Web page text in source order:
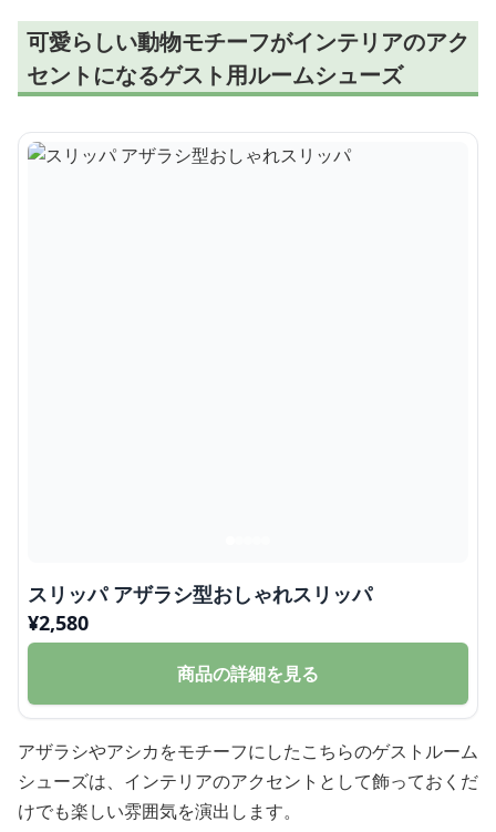
可愛らしい動物モチーフがインテリアのアク
セントになるゲスト用ルームシューズ
スリッパ アザラシ型おしゃれスリッパ
¥2,580
商品の詳細を見る
アザラシやアシカをモチーフにしたこちらのゲストルーム
シューズは、インテリアのアクセントとして飾っておくだ
けでも楽しい雰囲気を演出します。